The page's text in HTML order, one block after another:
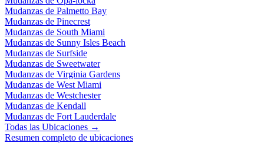
Mudanzas de Palmetto Bay
Mudanzas de Pinecrest
Mudanzas de South Miami
Mudanzas de Sunny Isles Beach
Mudanzas de Surfside
Mudanzas de Sweetwater
Mudanzas de Virginia Gardens
Mudanzas de West Miami
Mudanzas de Westchester
Mudanzas de Kendall
Mudanzas de Fort Lauderdale
Todas las Ubicaciones →
Resumen completo de ubicaciones